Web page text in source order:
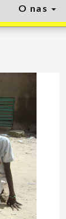
O nas